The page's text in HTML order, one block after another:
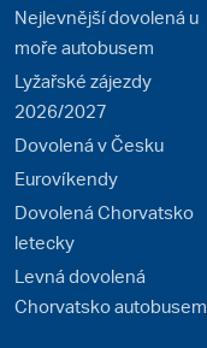
Nejlevnější dovolená u
moře autobusem
Lyžařské zájezdy
2026/2027
Dovolená v Česku
Eurovíkendy
Dovolená Chorvatsko
letecky
Levná dovolená
Chorvatsko autobusem